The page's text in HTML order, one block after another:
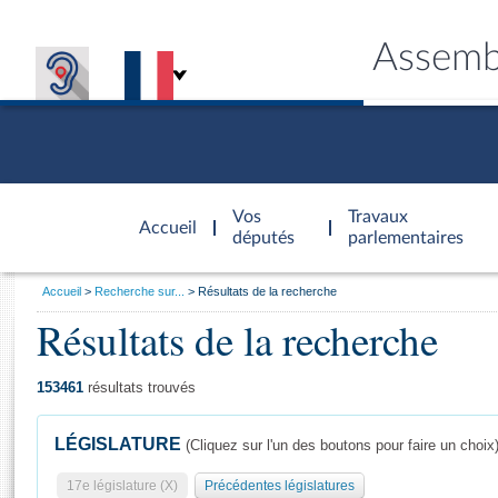
Accueil
d'accueil
Vos
députés
Travaux
parlementaires
Général
Vous
Accueil Recherche sur... Résultats de la recherche
Résultats de la recherche
153461 résultats trouvés
LÉGISLATURE (Cliquez sur l'un des boutons pour faire un choix)
17e législature (X) Précédentes législatures